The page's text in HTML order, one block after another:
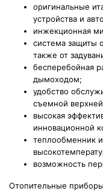
оригинальные
устройства и
инжекционная
система защиты
также от
бесперебойная
дымоходом;
удобство
съемной
высокая
инновационной
теплообменник
возможность
Отопительные